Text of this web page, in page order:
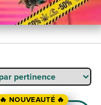
🔥 NOUVEAUTÉ 🔥